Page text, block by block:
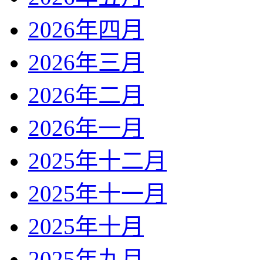
2026年四月
2026年三月
2026年二月
2026年一月
2025年十二月
2025年十一月
2025年十月